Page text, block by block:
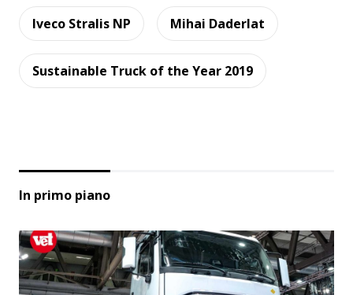
Iveco Stralis NP Mihai Daderlat
Sustainable Truck of the Year 2019
In primo piano